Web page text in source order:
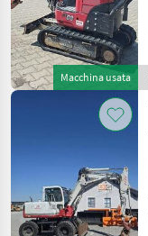
Macchina usata